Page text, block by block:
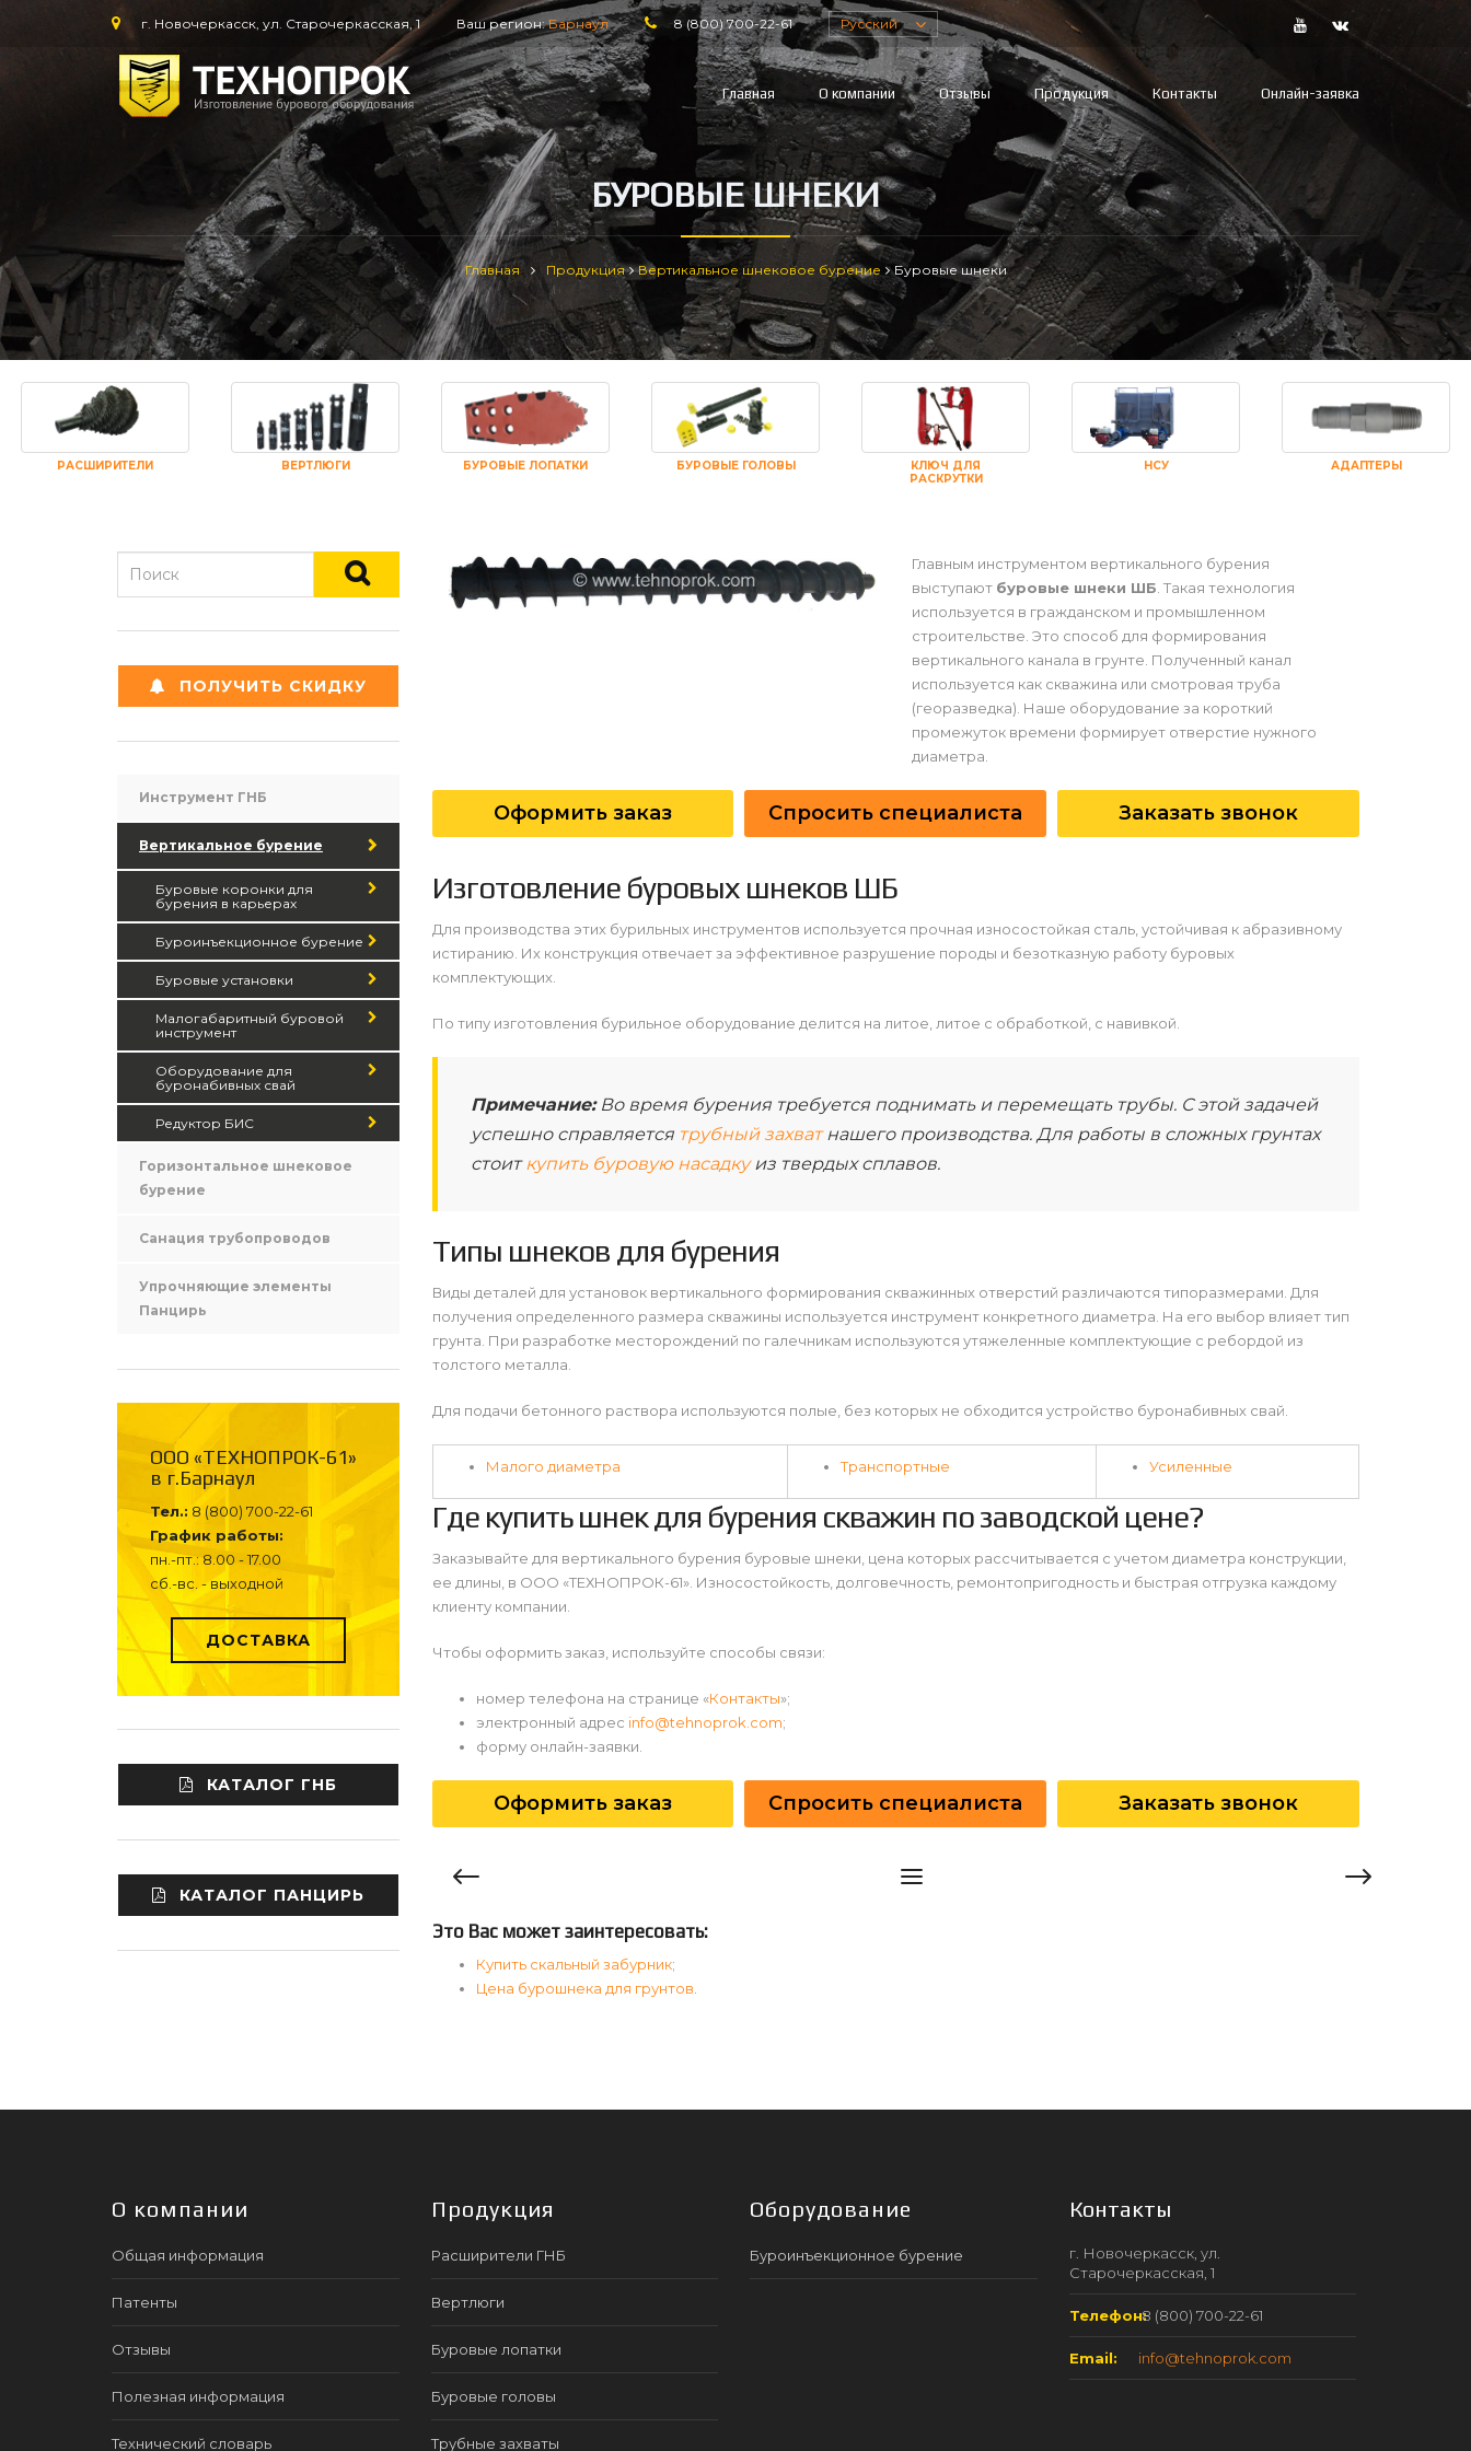
г. Новочеркасск, ул. Старочеркасская, 1 Ваш регион:Барнаул 8 (800) 700-22-61 Русский
Главная О компании Отзывы Продукция Контакты Онлайн-заявка
БУРОВЫЕ ШНЕКИ
Главная Продукция Вертикальное шнековое бурение Буровые шнеки
РАСШИРИТЕЛИ ВЕРТЛЮГИ БУРОВЫЕ ЛОПАТКИ БУРОВЫЕ ГОЛОВЫ
КЛЮЧ ДЛЯ
РАСКРУТКИ
НСУ АДАПТЕРЫ
Главным инструментом вертикального бурения
выступают буровые шнеки ШБ . Такая технология
используется в гражданском и промышленном
строительстве. Это способ для формирования
вертикального канала в грунте. Полученный канал
используется как скважина или смотровая труба
(георазведка). Наше оборудование за короткий
промежуток времени формирует отверстие нужного
диаметра.
Оформить заказ Спросить специалиста Заказать звонок
Изготовление буровых шнеков ШБ
Для производства этих бурильных инструментов используется прочная износостойкая сталь, устойчивая к абразивному
истиранию. Их конструкция отвечает за эффективное разрушение породы и безотказную работу буровых
комплектующих.
По типу изготовления бурильное оборудование делится на литое, литое с обработкой, с навивкой.
Примечание:Во время бурения требуется поднимать и перемещать трубы. С этой задачей
успешно справляется трубный захватнашего производства. Для работы в сложных грунтах
стоиткупить буровую насадкуиз твердых сплавов.
Типы шнеков для бурения
Виды деталей для установок вертикального формирования скважинных отверстий различаются типоразмерами. Для
получения определенного размера скважины используется инструмент конкретного диаметра. На его выбор влияет тип
грунта. При разработке месторождений по галечникам используются утяжеленные комплектующие с ребордой из
толстого металла.
Для подачи бетонного раствора используются полые, без которых не обходится устройство буронабивных свай.
Малого диаметра Транспортные Усиленные
Где купить шнек для бурения скважин по заводской цене?
Заказывайте для вертикального бурения буровые шнеки, цена которых рассчитывается с учетом диаметра конструкции,
ее длины, в ООО «ТЕХНОПРОК-61». Износостойкость, долговечность, ремонтопригодность и быстрая отгрузка каждому
клиенту компании.
Чтобы оформить заказ, используйте способы связи:
номер телефона на странице «Контакты»;
электронный адрес info@tehnoprok.com;
форму онлайн-заявки.
Оформить заказ Спросить специалиста Заказать звонок
Это Вас может заинтересовать:
Купить скальный забурник;
Цена бурошнека для грунтов
ПОЛУЧИТЬ СКИДКУ
Инструмент ГНБ
Вертикальное бурение
Буровые коронки для
бурения в карьерах
Буроинъекционное бурение
Буровые установки
Малогабаритный буровой
инструмент
Оборудование для
буронабивных свай
Редуктор БИС
Горизонтальное шнековое
бурение
Санация трубопроводов
Упрочняющие элементы
Панцирь
ООО «ТЕХНОПРОК-61»
в г.Барнаул
Тел.: 8 (800) 700-22-61
График работы:
пн.-пт.: 8.00 - 17.00
сб.-вс. - выходной
ДОСТАВКА
КАТАЛОГ ГНБ
КАТАЛОГ ПАНЦИРЬ
О компании
Общая информация
Патенты
Отзывы
Полезная информация
Технический словарь
Продукция
Расширители ГНБ
Вертлюги
Буровые лопатки
Буровые головы
Трубные захваты
Оборудование
Буроинъекционное бурение
Контакты
г. Новочеркасск, ул.
Старочеркасская, 1
Телефон:8 (800) 700-22-61
Email: info@tehnoprok.com